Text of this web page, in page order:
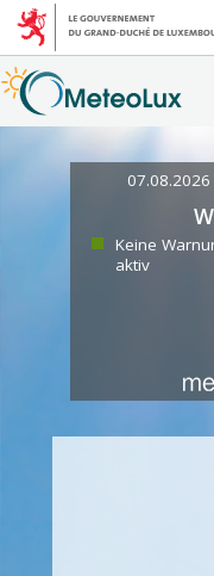
07.08.2026
Keine
aktiv